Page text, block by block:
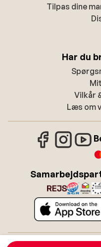
Tilpas dine
Har du
Vilkår
Læs om